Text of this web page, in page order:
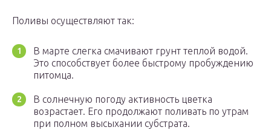
Поливы осуществляют так:
В марте слегка смачивают грунт теплой водой.
Это способствует более быстрому пробуждению
питомца.
В солнечную погоду активность цветка
возрастает. Его продолжают поливать по утрам
при полном высыхании субстрата.